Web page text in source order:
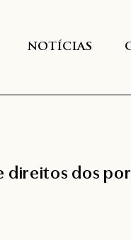
NOTÍCIAS
direitos dos